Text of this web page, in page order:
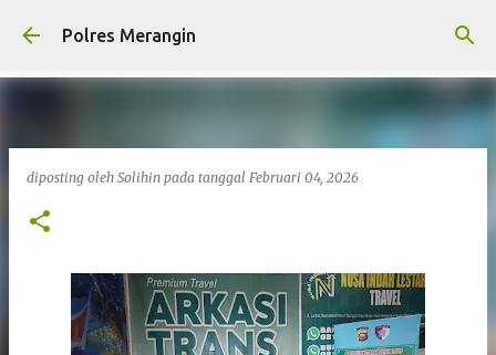
Langsung ke konten utama
Polres Merangin
diposting oleh Solihin pada tanggal Februari 04, 2026